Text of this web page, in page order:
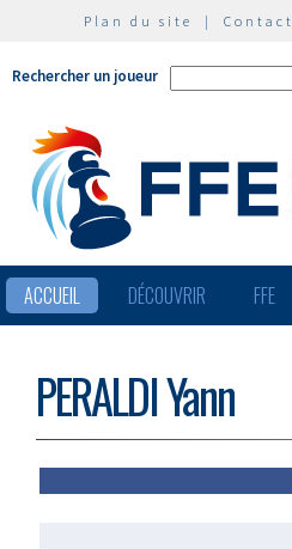
Plan du site | Contact
Rechercher un joueur
ACCUEIL DÉCOUVRIR FFE
PERALDI Yann